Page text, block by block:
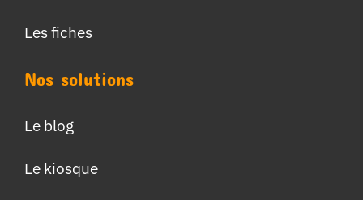
Les fiches
Nos solutions
Le blog
Le kiosque